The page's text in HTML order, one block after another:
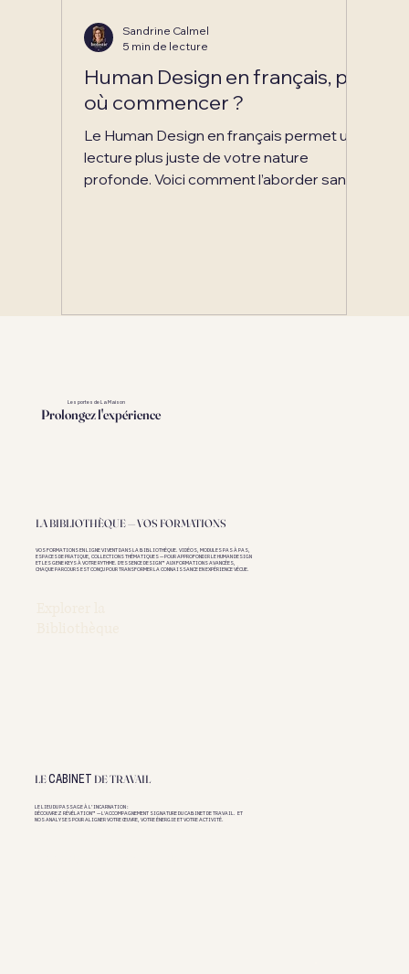
Human Design en français, par
où commencer ?
Le Human Design en français permet une
lecture plus juste de votre nature
profonde. Voici comment l’aborder sans
Sandrine Calmel
5 min de lecture
Les portes de La Maison
Prolongez l'expérience
LA BIBLIOTHÈQUE— VOS FORMATIONS
VOS FORMATIONS EN LIGNE VIVENT DANS LA BIBLIOTHÈQUE. VIDÉOS, MODULES PAS À PAS,
ESPACES DE PRATIQUE, COLLECTIONS THÉMATIQUES — POUR APPROFONDIR LE HUMAN DESIGN
ET LES GENE KEYS À VOTRE RYTHME. D'ESSENCE DESIGN™ AUX FORMATIONS AVANCÉES,
CHAQUE PARCOURS EST CONÇU POUR TRANSFORMER LA CONNAISSANCE EN EXPÉRIENCE VÉCUE.
LECABINET DE TRAVAIL
LE LIEU DU PASSAGE À L’INCARNATION :
DÉCOUVREZ RÉVÉLATION™ — L'ACCOMPAGNEMENT SIGNATURE DU CABINET DE TRAVAIL. ET
NOS ANALYSES POUR ALIGNER VOTRE ŒUVRE, VOTRE ÉNERGIE ET VOTRE ACTIVITÉ.